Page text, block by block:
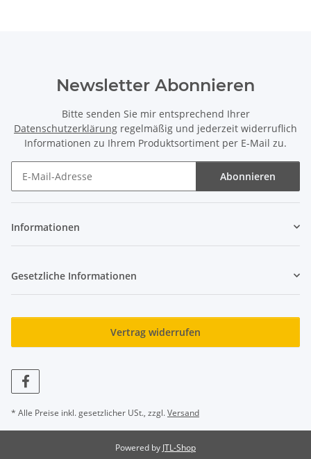
Newsletter Abonnieren
Bitte senden Sie mir entsprechend Ihrer
Datenschutzerklärung regelmäßig und jederzeit widerruflich
Informationen zu Ihrem Produktsortiment per E-Mail zu.
Abonnieren
Informationen
Gesetzliche Informationen
Vertrag widerrufen
* Alle Preise inkl. gesetzlicher USt., zzgl.Versand
Powered by JTL-Shop